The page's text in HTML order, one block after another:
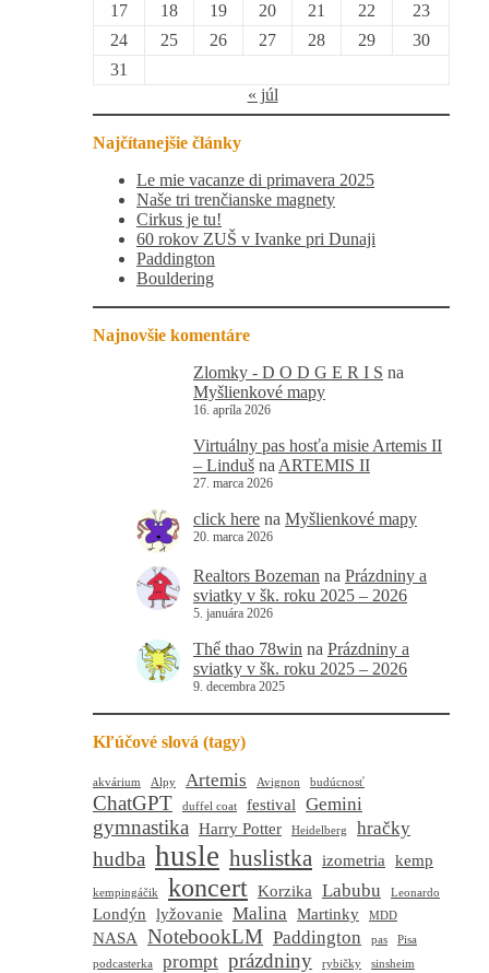
17
18 19 20 21 22
23
24
25 26 27 28 29
30
31
« júl
Najčítanejšie články
Le mie vacanze di primavera 2025
Naše tri trenčianske magnety
Cirkus je tu!
60 rokov ZUŠ v Ivanke pri Dunaji
Paddington
Bouldering
Najnovšie komentáre
Zlomky - D O D G E R I S na
Myšlienkové mapy
16. apríla 2026
Virtuálny pas hosťa misie Artemis II
– Linduš naARTEMIS II
27. marca 2026
click here na Myšlienkové mapy
20. marca 2026
Realtors Bozeman na Prázdniny a
sviatky v šk. roku 2025 – 2026
5. januára 2026
Thể thao 78win na Prázdniny a
sviatky v šk. roku 2025 – 2026
9. decembra 2025
Kľúčové slová (tagy)
akvárium Alpy Artemis Avignon budúcnosť
ChatGPT duffel coat festival Gemini
gymnastika Harry Potter Heidelberg hračky
hudba husle huslistka izometria kemp
kempingáčik koncert Korzika Labubu Leonardo
Londýn lyžovanie Malina Martinky MDD
NASA NotebookLM Paddington pas
Pisa
podcasterka
prompt prázdniny rybičky sinsheim